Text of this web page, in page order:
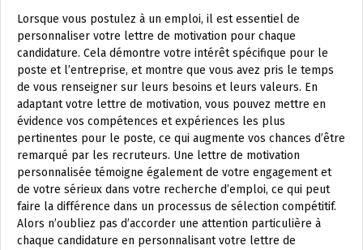
Lorsque vous postulez à un emploi, il est essentiel de
personnaliser votre lettre de motivation pour chaque
candidature. Cela démontre votre intérêt spécifique pour le
poste et l’entreprise, et montre que vous avez pris le temps
de vous renseigner sur leurs besoins et leurs valeurs. En
adaptant votre lettre de motivation, vous pouvez mettre en
évidence vos compétences et expériences les plus
pertinentes pour le poste, ce qui augmente vos chances d’être
remarqué par les recruteurs. Une lettre de motivation
personnalisée témoigne également de votre engagement et
de votre sérieux dans votre recherche d’emploi, ce qui peut
faire la différence dans un processus de sélection compétitif.
Alors n’oubliez pas d’accorder une attention particulière à
chaque candidature en personnalisant votre lettre de